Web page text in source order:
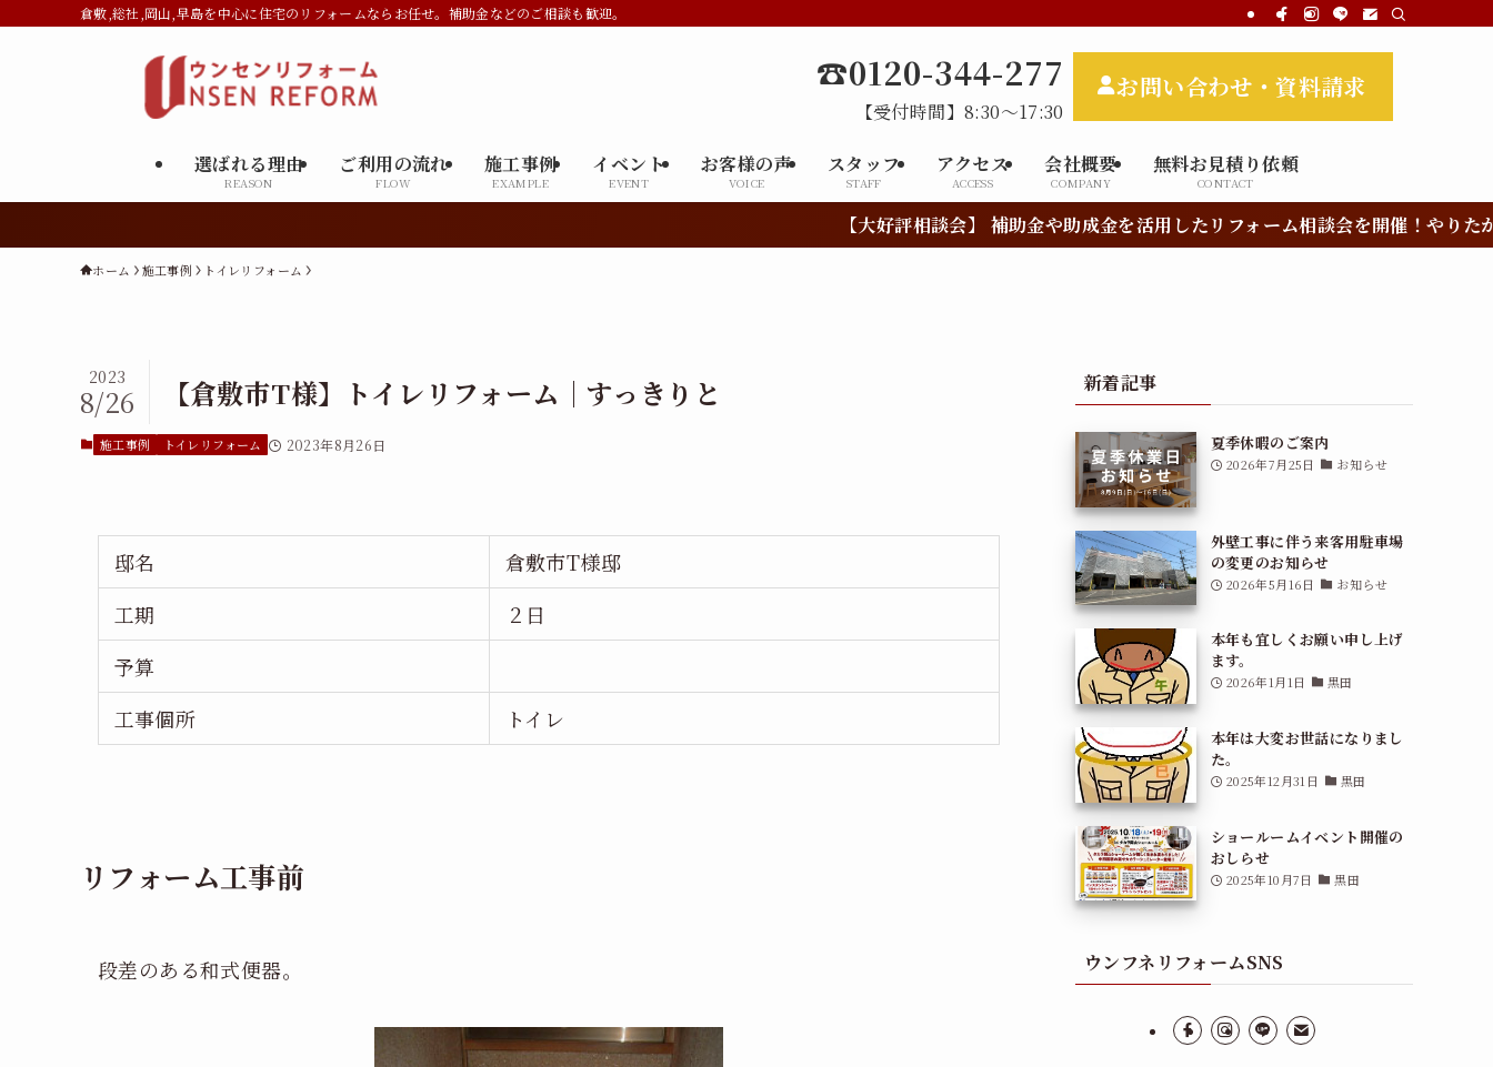
倉敷,総社,岡山,早島を中心に住宅のリフォームならお任せ。補助金などのご相談も歓迎。
選ばれる理由
REASON
ご利用の流れ
FLOW
施工事例
EXAMPLE
イベント
EVENT
お客様の声
VOICE
スタッフ
STAFF
アクセス
ACCESS
会社概要
COMPANY
無料お見積り依頼
CONTACT
☎0120-344-277
【受付時間】8:30～17:30
お問い合わせ・資料請求
【大好評相談会】 補助金や助成金を活用したリフォーム相談会を開催！やりたかったリフ
ホーム 施工事例 トイレリフォーム
【倉敷市T様】トイレリフォーム｜すっきりと
2023
8/26
施工事例 トイレリフォーム 2023年8月26日
邸名
倉敷市T様邸
工期
２日
予算
工事個所
トイレ
リフォーム工事前
段差のある和式便器。
新着記事
夏季休暇のご案内
2026年7月25日 お知らせ
外壁工事に伴う来客用駐車場
の変更のお知らせ
2026年5月16日 お知らせ
本年も宜しくお願い申し上げ
ます。
2026年1月1日 黒田
本年は大変お世話になりまし
た。
2025年12月31日 黒田
ショールームイベント開催の
おしらせ
2025年10月7日 黒田
ウンフネリフォームSNS